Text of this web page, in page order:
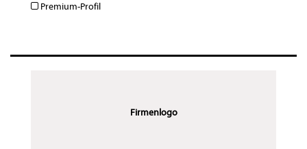
Premium-Profil
Firmenlogo